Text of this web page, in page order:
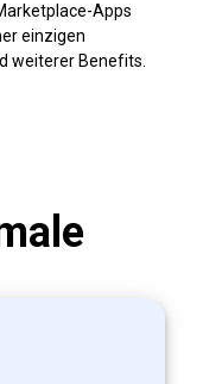
Apps
einzigen
weiterer Benefits.